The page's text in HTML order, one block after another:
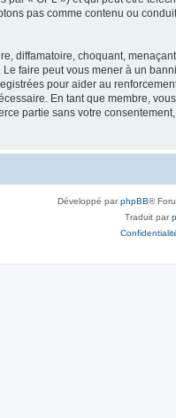
pas comme contenu ou
diffamatoire, choquant,
faire peut vous mener à un
pour aider au
En tant que membre,
partie sans votre
Développé parphpBB®
Traduit par